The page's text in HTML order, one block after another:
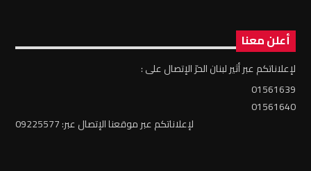
أعلن معنا
لإعلاناتكم عبر أثير لبنان الحرّ الإتصال على :
01561639
01561640
لإعلاناتكم عبر موقعنا الإتصال عبر: 09225577